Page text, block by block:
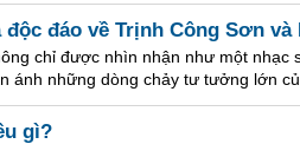
đáo về Trịnh Công Sơn và
chỉ được nhìn nhận như một nhạc
ánh những dòng chảy tư tưởng lớn
gì?